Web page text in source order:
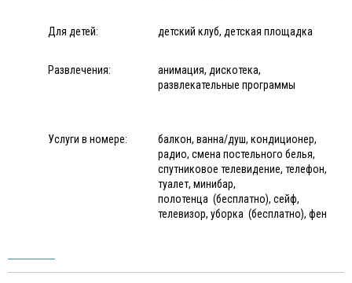
Для детей: детский клуб, детская площадка
Развлечения:
анимация, дискотека,
развлекательные программы
Услуги в номере:
балкон, ванна/душ, кондиционер,
радио, смена постельного белья,
спутниковое телевидение, телефон,
туалет, минибар,
полотенца (бесплатно), сейф,
телевизор, уборка (бесплатно), фен